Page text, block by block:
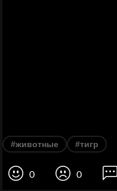
#животные #тигр
0 0